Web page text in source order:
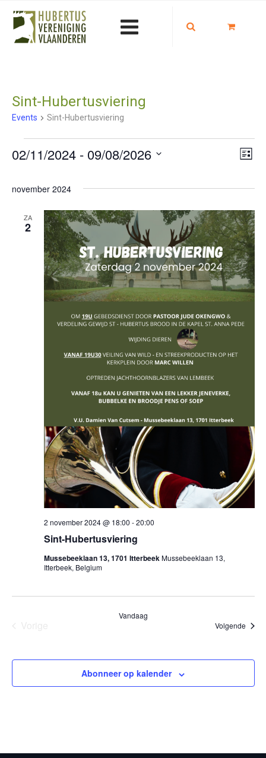
Sint-Hubertusviering
Events Sint-Hubertusviering
Events Lijst
02/11/2024 - 09/08/2026
een
november 2024
ZA
2
Sint-Hubertusviering
2 november 2024 @ 18:00 -20:00
Mussebeeklaan 13, 1701 ItterbeekMussebeeklaan 13,
Itterbeek, Belgium
Vandaag
Volgende
Abonneer op kalender